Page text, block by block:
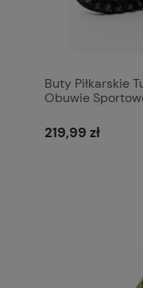
Buty Piłkarskie
Obuwie
219,99 zł